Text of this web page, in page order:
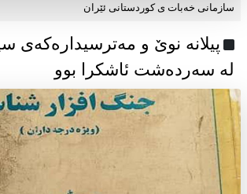
سازمانی خەبات ی كوردستانی ئێران
پیلانە نوێ و مەترسیدارەکەی
لە سەردەشت ئاشکرا بوو